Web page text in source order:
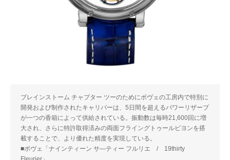
ブレインストーム チャプター ツーのためにボヴェの工房内で特別に
開発および制作されたキャリバーは、5日間を超えるパワーリザーブ
が一つの香箱によって供給されている。振動数は毎時21,600回に増
大され、さらに特許取得済みの両面フライングトゥールビヨンを搭
載することで、より優れた精度を実現している。
■ボヴェ「ナインティーン サ―ティー フルリエ / 19thirty